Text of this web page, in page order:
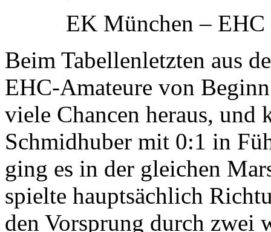
EK München –
Beim Tabellenletzten aus
EHC-Amateure von
viele Chancen heraus,
Schmidhuber mit 0:1 in
ging es in der gleichen
spielte hauptsächlich
den Vorsprung durch zwei